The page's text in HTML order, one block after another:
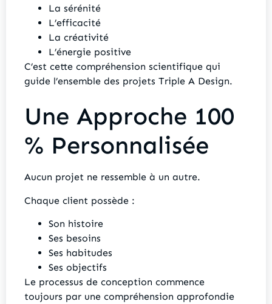
La sérénité
L’efficacité
La créativité
L’énergie positive
C’est cette compréhension scientifique qui
guide l’ensemble des projets Triple A Design.
Une Approche 100
% Personnalisée
Aucun projet ne ressemble à un autre.
Chaque client possède :
Son histoire
Ses besoins
Ses habitudes
Ses objectifs
Le processus de conception commence
toujours par une compréhension approfondie